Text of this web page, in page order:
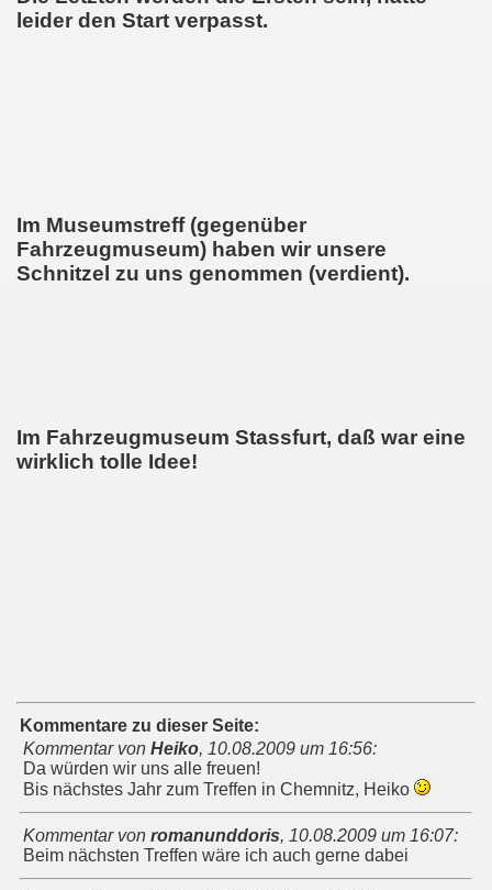
leider den Start verpasst.
Im Museumstreff (gegenüber
Fahrzeugmuseum) haben wir unsere
Schnitzel zu uns genommen (verdient).
Im Fahrzeugmuseum Stassfurt, daß war eine
wirklich tolle Idee!
Kommentare zu dieser Seite:
Kommentar von Heiko, 10.08.2009 um 16:56:
Da würden wir uns alle freuen!
Bis nächstes Jahr zum Treffen in Chemnitz, Heiko
Kommentar von romanunddoris, 10.08.2009 um 16:07:
Beim nächsten Treffen wäre ich auch gerne dabei